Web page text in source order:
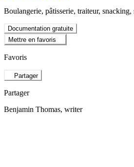
Boulangerie, pâtisserie, traiteur, snacking,
Documentation gratuite
Mettre en favoris
Favoris
Partager
Partager
Benjamin Thomas, writer